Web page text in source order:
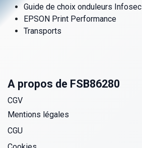
Guide de choix onduleurs Infosec
EPSON Print Performance
Transports
A propos de FSB86280
CGV
Mentions légales
CGU